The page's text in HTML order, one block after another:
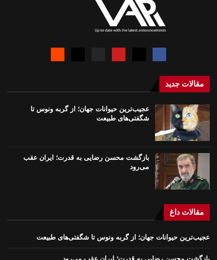
مقالات جدید
عجیب‌ترین حیوانات جهان؛ از گربه ونوس تا
شگفتی‌های طبیعت
بازگشت محسن رضایی به قدرت؛ ايران عقب
می‌رود
مقالات داغ
عجیب‌ترین حیوانات جهان؛ از گربه ونوس تا شگفتی‌های طبیعت